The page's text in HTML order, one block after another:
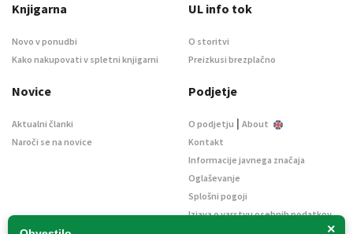
×
Knjigarna
Novo v ponudbi
Kako nakupovati v spletni knjigarni
UL info tok
O storitvi
Preizkusi brezplačno
Novice
Aktualni članki
Naroči se na novice
Podjetje
O podjetju | About
Kontakt
Informacije javnega značaja
Oglaševanje
Splošni pogoji
Izjava o varstvu osebnih podatkov